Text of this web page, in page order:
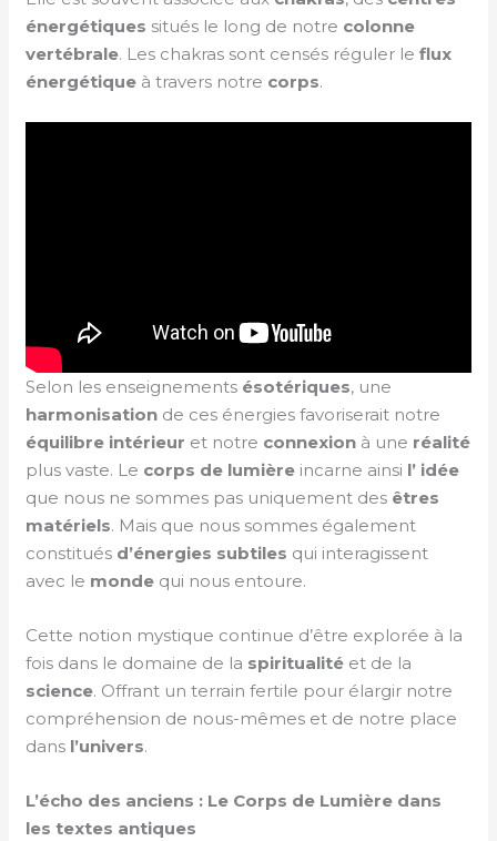
énergétiques situés le long de notre colonne
vertébrale. Les chakras sont censés réguler leflux
énergétique à travers notre corps.
Selon les enseignements ésotériques, une
harmonisation de ces énergies favoriserait notre
équilibre intérieur et notre connexion à une réalité
plus vaste. Le corps de lumière incarne ainsi l’ idée
que nous ne sommes pas uniquement des êtres
matériels. Mais que nous sommes également
constitués d’énergies subtiles qui interagissent
avec le monde qui nous entoure.
Cette notion mystique continue d’être explorée à la
fois dans le domaine de la spiritualité et de la
science. Offrant un terrain fertile pour élargir notre
compréhension de nous-mêmes et de notre place
dans l’univers.
L’écho des anciens : Le Corps de Lumière dans
les textes antiques